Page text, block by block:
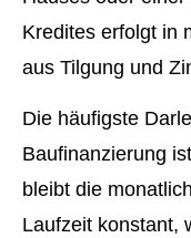
Kredites erfolgt in
aus Tilgung und
Die häufigste
Baufinanzierung
bleibt die
Laufzeit konstant,